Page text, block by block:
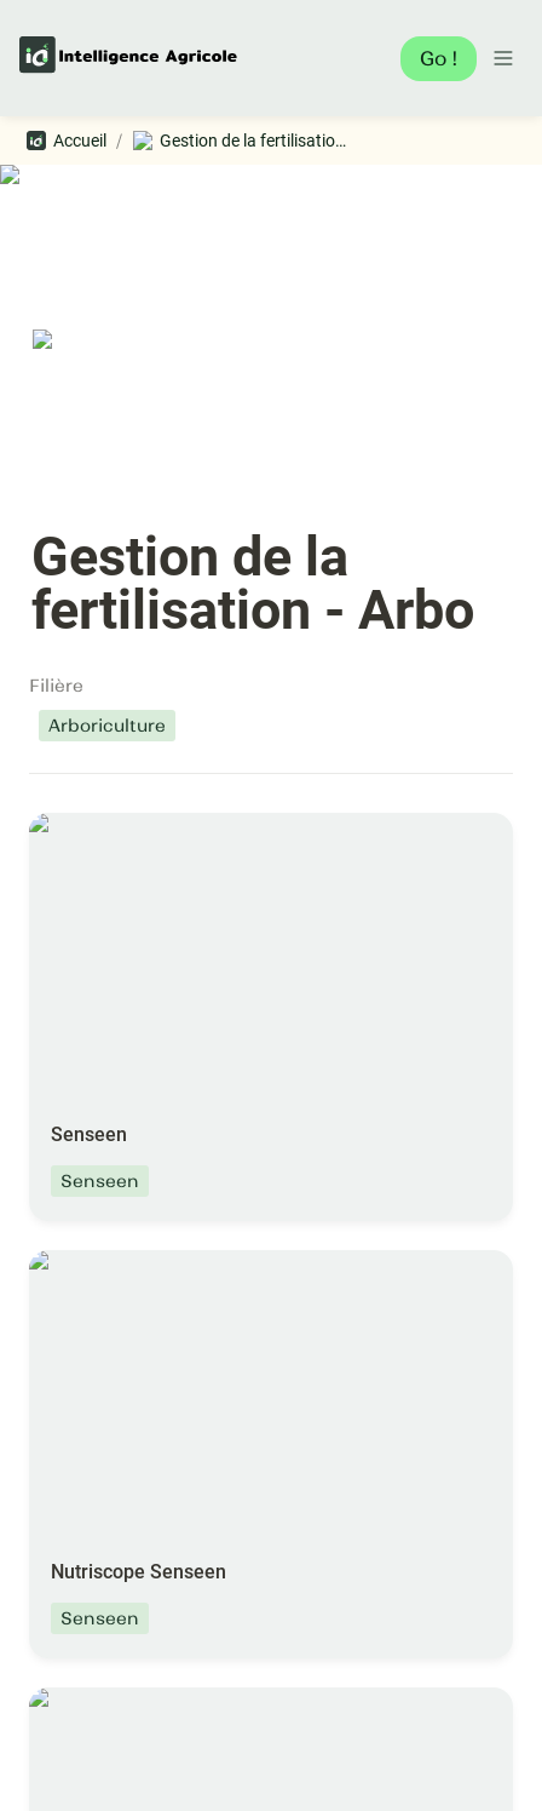
Go !
Accueil / Gestion de la fertilisation - Arbo
Gestion de la
fertilisation - Arbo
Filière
Arboriculture
Senseen
Senseen
Senseen
Nutriscope Senseen
Nutriscope Senseen
Senseen
Pince à feuilles - Senseen